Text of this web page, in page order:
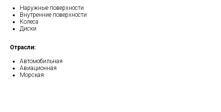
Наружные поверхности
Внутренние поверхности
Колеса
Диски
Отрасли:
Автомобильная
Авиационная
Морская